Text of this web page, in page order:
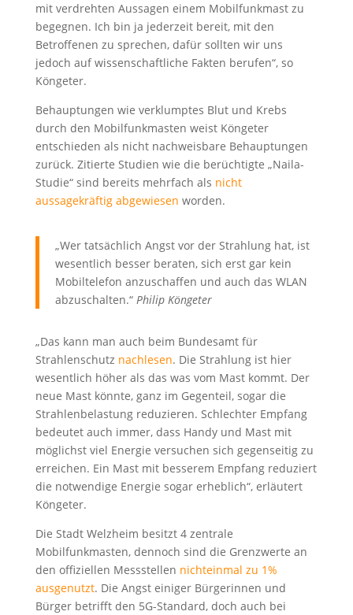
mit verdrehten Aussagen einem Mobilfunkmast zu
begegnen. Ich bin ja jederzeit bereit, mit den
Betroffenen zu sprechen, dafür sollten wir uns
jedoch auf wissenschaftliche Fakten berufen“, so
Köngeter.
Behauptungen wie verklumptes Blut und Krebs
durch den Mobilfunkmasten weist Köngeter
entschieden als nicht nachweisbare Behauptungen
zurück. Zitierte Studien wie die berüchtigte „Naila-
Studie“ sind bereits mehrfach als nicht
aussagekräftig abgewiesen worden.
„Wer tatsächlich Angst vor der Strahlung hat, ist
wesentlich besser beraten, sich erst gar kein
Mobiltelefon anzuschaffen und auch das WLAN
abzuschalten.“ Philip Köngeter
„Das kann man auch beim Bundesamt für
Strahlenschutz nachlesen. Die Strahlung ist hier
wesentlich höher als das was vom Mast kommt. Der
neue Mast könnte, ganz im Gegenteil, sogar die
Strahlenbelastung reduzieren. Schlechter Empfang
bedeutet auch immer, dass Handy und Mast mit
möglichst viel Energie versuchen sich gegenseitig zu
erreichen. Ein Mast mit besserem Empfang reduziert
die notwendige Energie sogar erheblich“, erläutert
Köngeter.
Die Stadt Welzheim besitzt 4 zentrale
Mobilfunkmasten, dennoch sind die Grenzwerte an
den offiziellen Messstellen nichteinmal zu 1%
ausgenutzt. Die Angst einiger Bürgerinnen und
Bürger betrifft den 5G-Standard, doch auch bei